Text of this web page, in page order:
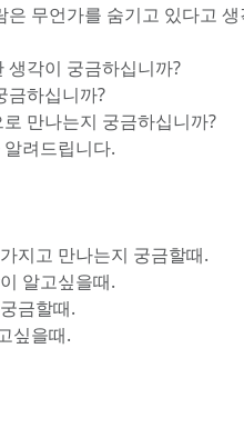
무언가를 숨기고 있다고
생각이 궁금하십니까?
금하십니까?
만나는지 궁금하십니까?
려드립니다.
지고 만나는지 궁금할때.
알고싶을때.
금할때.
싶을때.